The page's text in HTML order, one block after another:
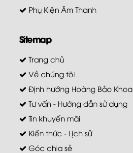
Phụ Kiện Âm Thanh
Sitemap
Trang chủ
Về chúng tôi
Định hướng Hoàng Bảo Khoa
Tư vấn - Hướng dẫn sử dụng
Tin khuyến mãi
Kiến thức - Lịch sử
Góc chia sẻ